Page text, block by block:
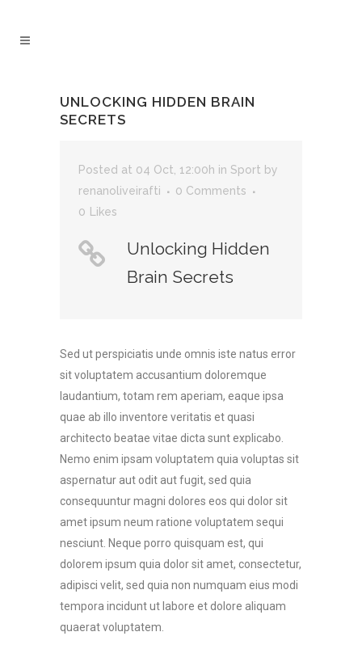
UNLOCKING HIDDEN BRAIN
SECRETS
Posted at 04 Oct, 12:00h in Sport by
renanoliveirafti
0 Comments
0
Likes
Unlocking Hidden
Brain Secrets
Sed ut perspiciatis unde omnis iste natus error
sit voluptatem accusantium doloremque
laudantium, totam rem aperiam, eaque ipsa
quae ab illo inventore veritatis et quasi
architecto beatae vitae dicta sunt explicabo.
Nemo enim ipsam voluptatem quia voluptas sit
aspernatur aut odit aut fugit, sed quia
consequuntur magni dolores eos qui dolor sit
amet ipsum neum ratione voluptatem sequi
nesciunt. Neque porro quisquam est, qui
dolorem ipsum quia dolor sit amet, consectetur,
adipisci velit, sed quia non numquam eius modi
tempora incidunt ut labore et dolore aliquam
quaerat voluptatem.